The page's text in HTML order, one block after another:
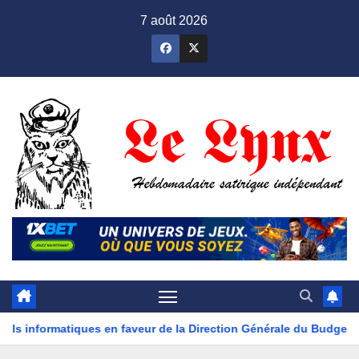
7 août 2026
de la Direction Générale du Budget Violences basées